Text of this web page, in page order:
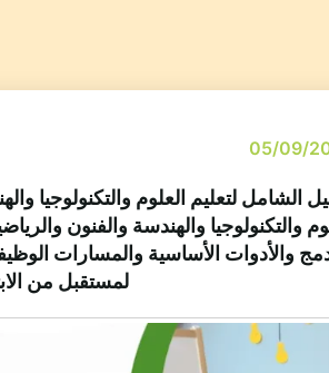
الشامل لتعليم العلوم والتكنولوجيا
والتكنولوجيا والهندسة والفنون
والأدوات الأساسية والمسارات
لمستقبل من